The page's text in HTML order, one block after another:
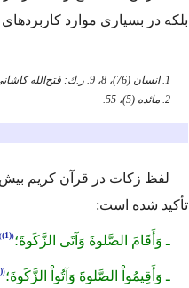
بلكه در بسیاری موارد
1. انسان (76)، 8، 9. ر.ك: فتح‌الله کاشانی، منهج الصادقین، ج 10، ص 104.
2. مائده (5)، 55.
لفظ زكات در قرآن كریم بیش
تأكید شده است:
ـ وَأَقَامَ الصَّلوةَ وَآتَى الزَّكَوةَ؛ (1)
ـ وَأَقِیمُواْ الصَّلوةََ وَآتُواْ الزَّكَوةَ؛ (2)